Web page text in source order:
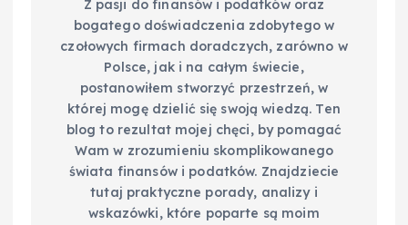
Z pasji do finansów i podatków oraz
bogatego doświadczenia zdobytego w
czołowych firmach doradczych, zarówno w
Polsce, jak i na całym świecie,
postanowiłem stworzyć przestrzeń, w
której mogę dzielić się swoją wiedzą. Ten
blog to rezultat mojej chęci, by pomagać
Wam w zrozumieniu skomplikowanego
świata finansów i podatków. Znajdziecie
tutaj praktyczne porady, analizy i
wskazówki, które poparte są moim